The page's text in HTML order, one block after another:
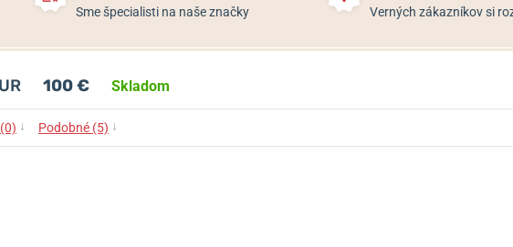
Sme špecialisti na naše značky Verných zákazníkov si
100 € Skladom
↓ Podobné (5) ↓